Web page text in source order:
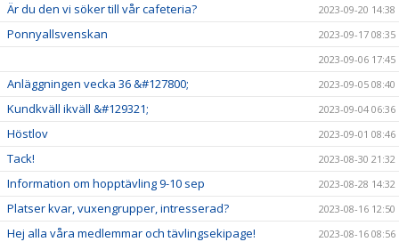
Är du den vi söker till vår cafeteria? 2023-09-20 14:38
Ponnyallsvenskan
2023-09-17 08:35
2023-09-06 17:45
Anläggningen vecka 36 &#127800; 2023-09-05 08:40
Kundkväll ikväll &#129321; 2023-09-04 06:36
Höstlov 2023-09-01 08:46
Tack! 2023-08-30 21:32
Information om hopptävling 9-10 sep 2023-08-28 14:32
Platser kvar, vuxengrupper, intresserad? 2023-08-16 12:50
Hej alla våra medlemmar och tävlingsekipage! 2023-08-16 08:56